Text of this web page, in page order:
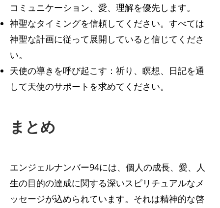
コミュニケーション、愛、理解を優先します。
神聖なタイミングを信頼してください。すべては
神聖な計画に従って展開していると信じてくださ
い。
天使の導きを呼び起こす：祈り、瞑想、日記を通
して天使のサポートを求めてください。
まとめ
エンジェルナンバー94には、個人の成長、愛、人
生の目的の達成に関する深いスピリチュアルなメ
ッセージが込められています。それは精神的な啓